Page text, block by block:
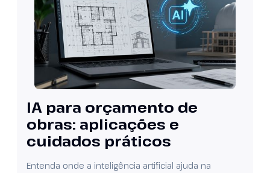
IA para orçamento de
obras: aplicações e
cuidados práticos
Entenda onde a inteligência artificial ajuda na